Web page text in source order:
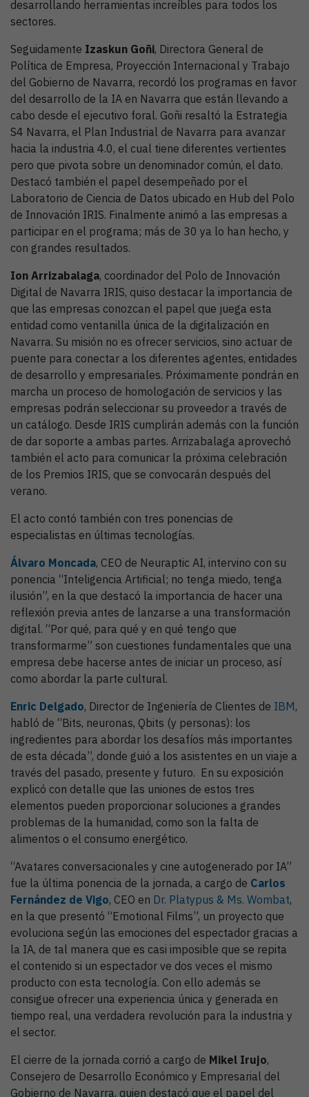
desarrollando herramientas increíbles para todos los
sectores.
Seguidamente Izaskun Goñi, Directora General de
Política de Empresa, Proyección Internacional y Trabajo
del Gobierno de Navarra, recordó los programas en favor
del desarrollo de la IA en Navarra que están llevando a
cabo desde el ejecutivo foral. Goñi resaltó la Estrategia
S4 Navarra, el Plan Industrial de Navarra para avanzar
hacia la industria 4.0, el cual tiene diferentes vertientes
pero que pivota sobre un denominador común, el dato.
Destacó también el papel desempeñado por el
Laboratorio de Ciencia de Datos ubicado en Hub del Polo
de Innovación IRIS. Finalmente animó a las empresas a
participar en el programa; más de 30 ya lo han hecho, y
con grandes resultados.
Ion Arrizabalaga, coordinador del Polo de Innovación
Digital de Navarra IRIS, quiso destacar la importancia de
que las empresas conozcan el papel que juega esta
entidad como ventanilla única de la digitalización en
Navarra. Su misión no es ofrecer servicios, sino actuar de
puente para conectar a los diferentes agentes, entidades
de desarrollo y empresariales. Próximamente pondrán en
marcha un proceso de homologación de servicios y las
empresas podrán seleccionar su proveedor a través de
un catálogo. Desde IRIS cumplirán además con la función
de dar soporte a ambas partes. Arrizabalaga aprovechó
también el acto para comunicar la próxima celebración
de los Premios IRIS, que se convocarán después del
verano.
El acto contó también con tres ponencias de
especialistas en últimas tecnologías.
Álvaro Moncada, CEO de Neuraptic AI, intervino con su
ponencia “Inteligencia Artificial; no tenga miedo, tenga
ilusión”, en la que destacó la importancia de hacer una
reflexión previa antes de lanzarse a una transformación
digital. “Por qué, para qué y en qué tengo que
transformarme” son cuestiones fundamentales que una
empresa debe hacerse antes de iniciar un proceso, así
como abordar la parte cultural.
Enric Delgado, Director de Ingeniería de Clientes de IBM,
habló de “Bits, neuronas, Qbits (y personas): los
ingredientes para abordar los desafíos más importantes
de esta década”, donde guió a los asistentes en un viaje a
través del pasado, presente y futuro. En su exposición
explicó con detalle que las uniones de estos tres
elementos pueden proporcionar soluciones a grandes
problemas de la humanidad, como son la falta de
alimentos o el consumo energético.
“Avatares conversacionales y cine autogenerado por IA”
fue la última ponencia de la jornada, a cargo de Carlos
Fernández de Vigo, CEO en Dr. Platypus & Ms. Wombat,
en la que presentó “Emotional Films”, un proyecto que
evoluciona según las emociones del espectador gracias a
la IA, de tal manera que es casi imposible que se repita
el contenido si un espectador ve dos veces el mismo
producto con esta tecnología. Con ello además se
consigue ofrecer una experiencia única y generada en
tiempo real, una verdadera revolución para la industria y
el sector.
El cierre de la jornada corrió a cargo de Mikel Irujo,
Consejero de Desarrollo Económico y Empresarial del
Gobierno de Navarra, quien destacó que el papel del